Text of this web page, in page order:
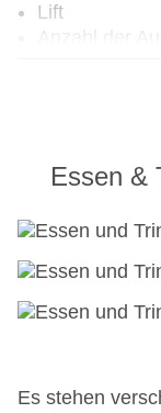
Lift
Anzahl der
EC Maestro,
Essen &
Es stehen